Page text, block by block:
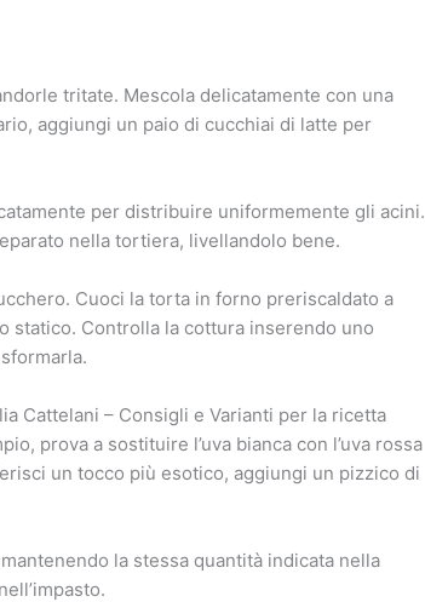
tritate. Mescola delicatamente con una
aggiungi un paio di cucchiai di latte per
per distribuire uniformemente gli acini.
nella tortiera, livellandolo bene.
Cuoci la torta in forno preriscaldato a
statico. Controlla la cottura inserendo uno
Cattelani – Consigli e Varianti per la ricetta
prova a sostituire l’uva bianca con l’uva rossa
un tocco più esotico, aggiungi un pizzico di
la stessa quantità indicata nella